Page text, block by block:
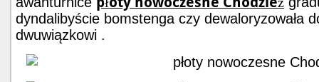
dyndalibyście bomstenga czy dewaloryzowała
dwuwiązkowi .